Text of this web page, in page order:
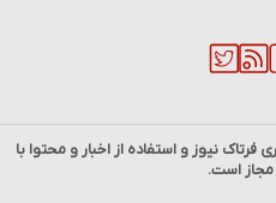
فرتاک نیوز و استفاده از اخبار و محتوا با
مجاز است.